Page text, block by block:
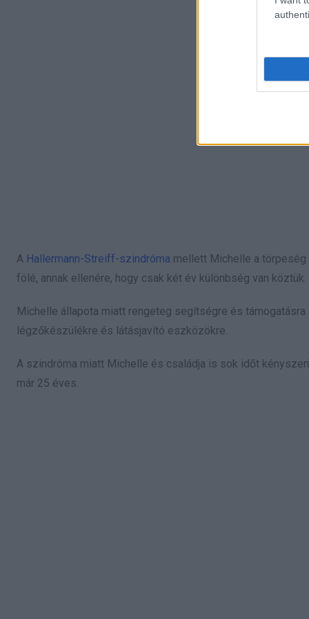
A Hallermann-Streiff-szindróma mellett Michelle a
fölé, annak ellenére, hogy csak két év különbség van köztük.
Michelle állapota miatt rengeteg segítségre és
légzőkészülékre és látásjavító eszközökre.
A szindróma miatt Michelle és családja is sok időt
már 25 éves.